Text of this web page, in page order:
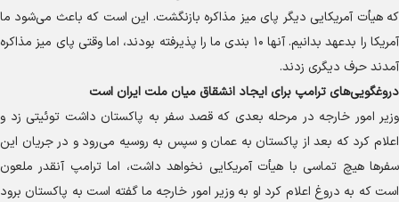
که هیأت آمریکایی دیگر پای میز مذاکره بازنگشت. این است که باعث می‌شود ما
آمریکا را بدعهد بدانیم. آنها ۱۰ بندی ما را پذیرفته بودند، اما وقتی پای میز مذاکره
آمدند حرف دیگری زدند.
دروغگویی‌های ترامپ برای ایجاد انشقاق میان ملت ایران است
وزیر امور خارجه در مرحله بعدی که قصد سفر به پاکستان داشت توئیتی زد و
اعلام کرد که بعد از پاکستان به عمان و سپس به روسیه می‌رود و در جریان این
سفر‌ها هیچ تماسی با هیأت آمریکایی نخواهد داشت، اما ترامپ آنقدر ملعون
است که به دروغ اعلام کرد او به وزیر امور خارجه ما گفته است به پاکستان برود